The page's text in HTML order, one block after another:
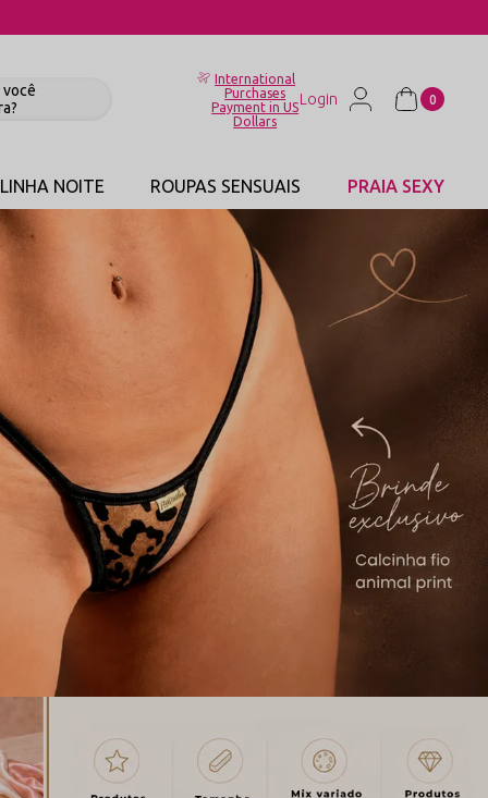
International
Purchases
Payment in US
Dollars
0
LINHA NOITE ROUPAS SENSUAIS PRAIA SEXY